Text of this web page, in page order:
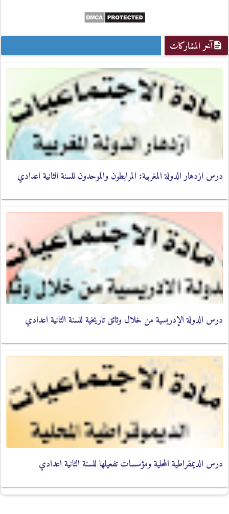
آخر المشاركات
درس ازدهار الدولة المغربية: المرابطون والموحدون للسنة الثانية اعدادي
درس الدولة الإدريسية من خلال وثائق تاريخية للسنة الثانية اعدادي
درس الديمقراطية المحلية ومؤسسات تفعيلها للسنة الثانية اعدادي